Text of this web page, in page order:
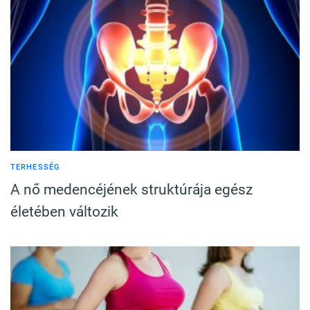
TERHESSÉG
A nő medencéjének struktúrája egész
életében változik